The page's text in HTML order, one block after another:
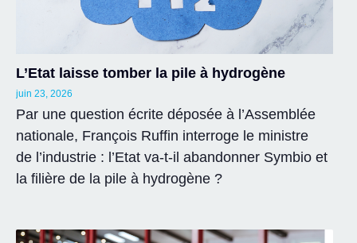
L’Etat laisse tomber la pile à hydrogène
juin 23, 2026
Par une question écrite déposée à l’Assemblée
nationale, François Ruffin interroge le ministre
de l’industrie : l’Etat va-t-il abandonner Symbio et
la filière de la pile à hydrogène ?